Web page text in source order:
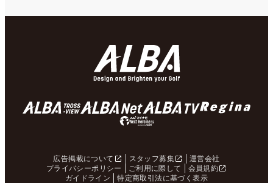
広告掲載について スタッフ募集
運営会社
プライバシーポリシー
ご利用に際して
会員規約
ガイドライン
特定商取引法に基づく表示